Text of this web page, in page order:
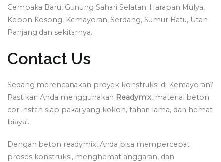
Cempaka Baru, Gunung Sahari Selatan, Harapan Mulya,
Kebon Kosong, Kemayoran, Serdang, Sumur Batu, Utan
Panjang dan sekitarnya.
Contact Us
Sedang merencanakan proyek konstruksi di Kemayoran?
Pastikan Anda menggunakan Readymix, material beton
cor instan siap pakai yang kokoh, tahan lama, dan hemat
biaya!.
Dengan beton readymix, Anda bisa mempercepat
proses konstruksi, menghemat anggaran, dan